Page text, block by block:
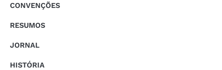
CONVENÇÕES
RESUMOS
JORNAL
HISTÓRIA